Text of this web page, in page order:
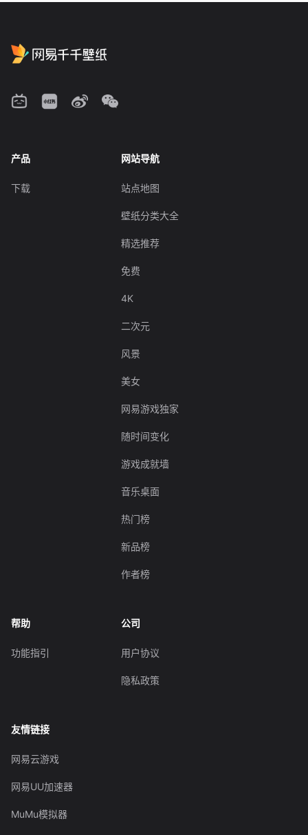
产品
下载
网站导航
站点地图
壁纸分类大全
精选推荐
免费
4K
二次元
风景
美女
网易游戏独家
随时间变化
游戏成就墙
音乐桌面
热门榜
新品榜
作者榜
帮助
功能指引
公司
用户协议
隐私政策
友情链接
网易云游戏
网易UU加速器
MuMu模拟器